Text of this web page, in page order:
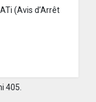
(Avis d’Arrêt
405.